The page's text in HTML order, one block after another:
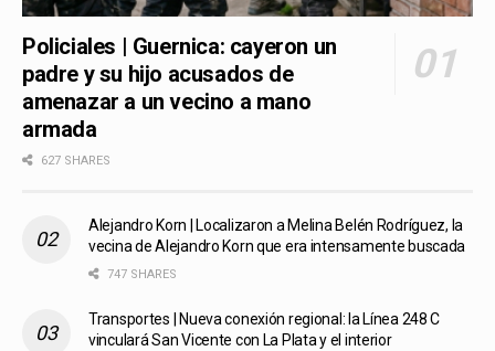
Policiales | Guernica: cayeron un
padre y su hijo acusados de
amenazar a un vecino a mano
armada
627 SHARES
Alejandro Korn | Localizaron a Melina Belén Rodríguez, la
vecina de Alejandro Korn que era intensamente buscada
747 SHARES
Transportes | Nueva conexión regional: la Línea 248 C
vinculará San Vicente con La Plata y el interior